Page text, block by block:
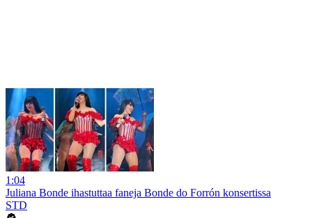
1:04
Juliana Bonde ihastuttaa faneja Bonde do Forrón konsertissa
STD